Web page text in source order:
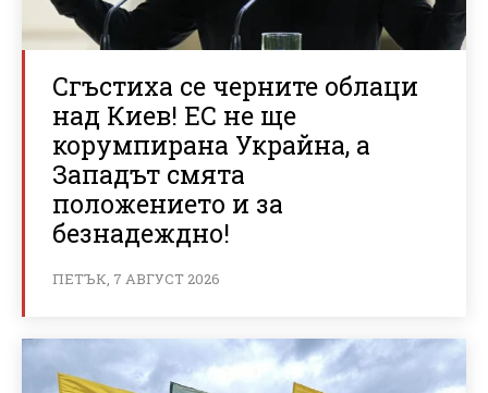
Сгъстиха се черните облаци
над Киев! ЕС не ще
корумпирана Украйна, а
Западът смята
положението и за
безнадеждно!
ПЕТЪК, 7 АВГУСТ 2026